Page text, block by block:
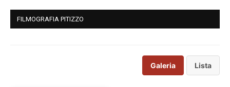
FILMOGRAFIA PITIZZO
Galeria Lista